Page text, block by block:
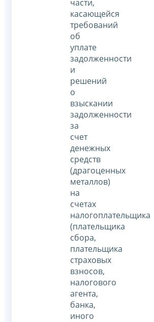
части,
касающейся
требований
об
уплате
задолженности
и
решений
о
взыскании
задолженности
за
счет
денежных
средств
(драгоценных
металлов)
на
счетах
налогоплательщика
(плательщика
сбора,
плательщика
страховых
взносов,
налогового
агента,
банка,
иного